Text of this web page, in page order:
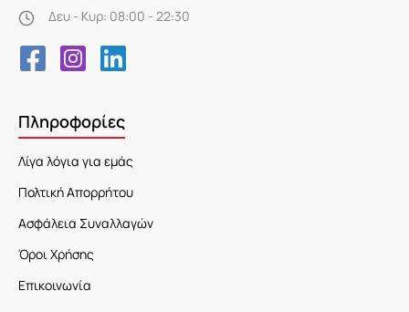
Δευ - Κυρ: 08:00 - 22:30
Πληροφορίες
Λίγα λόγια για εμάς
Πολτική Απορρήτου
Ασφάλεια Συναλλαγών
Όροι Χρήσης
Επικοινωνία